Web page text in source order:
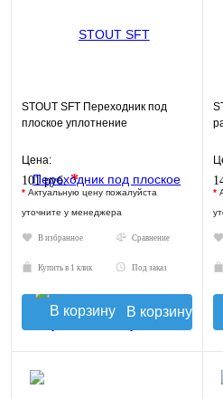
STOUT SFT Переходник под
плоское уплотнение
Цена:
101 руб.*
* Актуальную цену пожалуйста
уточните у менеджера
В избранное Сравнение
Купить в 1 клик Под заказ
В корзину
*